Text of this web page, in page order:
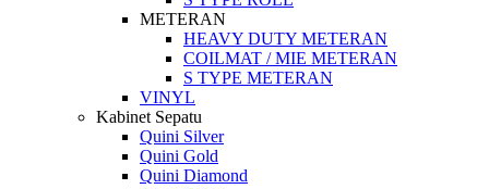
METERAN
HEAVY DUTY METERAN
COILMAT / MIE METERAN
S TYPE METERAN
VINYL
Kabinet Sepatu
Quini Silver
Quini Gold
Quini Diamond